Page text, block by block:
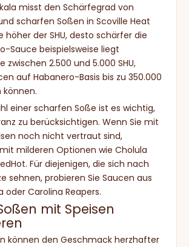
misst den Schärfegrad von
scharfen Soßen in Scoville Heat
höher der SHU, desto schärfer die
Sauce beispielsweise liegt
zwischen 2.500 und 5.000 SHU,
auf Habanero-Basis bis zu 350.000
können.
einer scharfen Soße ist es wichtig,
zu berücksichtigen. Wenn Sie mit
noch nicht vertraut sind,
milderen Optionen wie Cholula
Für diejenigen, die sich nach
sehnen, probieren Sie Saucen aus
oder Carolina Reapers.
mit Speisen
können den Geschmack herzhafter